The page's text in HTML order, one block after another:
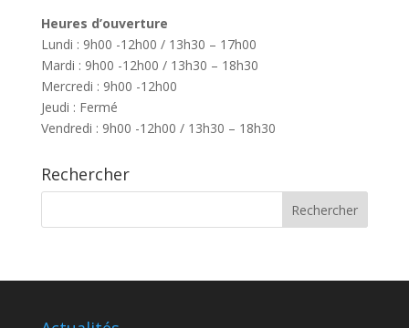
Heures d’ouverture
Lundi : 9h00 -12h00 / 13h30 – 17h00
Mardi : 9h00 -12h00 / 13h30 – 18h30
Mercredi : 9h00 -12h00
Jeudi : Fermé
Vendredi : 9h00 -12h00 / 13h30 – 18h30
Rechercher